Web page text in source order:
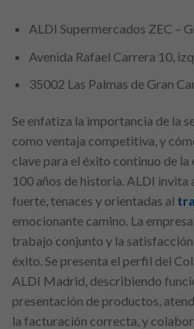
ALDI Supermercados ZEC –
Avenida Rafael Carrera 10,
35002 Las Palmas de Gran
Se enfatiza la importancia de la
como ventaja competitiva, y
clave para el éxito continuo de la
100 años de historia. ALDI invita
fuerte, tenaces y orientadas al
emocionante camino. La
trabajo conjunto y la
éxito. Se presenta el perfil del
ALDI Madrid, describiendo
presentación de productos,
la facturación correcta, y